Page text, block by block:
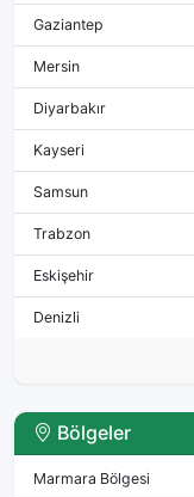
Gaziantep
Mersin
Diyarbakır
Kayseri
Samsun
Trabzon
Eskişehir
Denizli
Bölgeler
Marmara Bölgesi